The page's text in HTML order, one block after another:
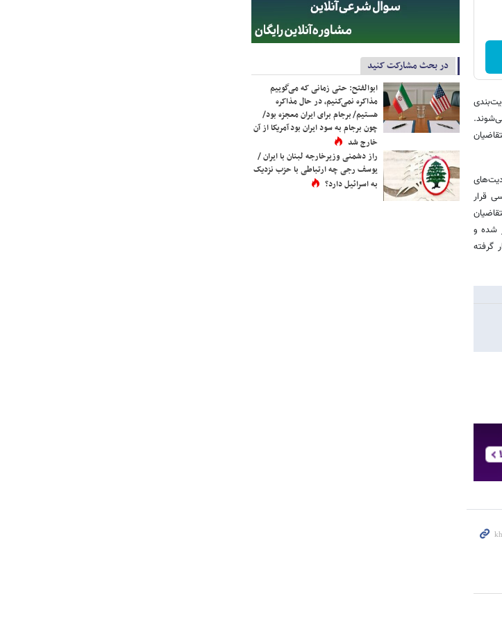
محدودیت‌های
قرار
تمتع ۱۴۰۶ از هم‌اکنون آغاز شده و
گرفته
در بحث مشارکت کنید
ابوالفتح: حتی زمانی که می‌گوییم
مذاکره نمی‌کنیم، در حال مذاکره
هستیم/ برجام برای ایران معجزه بود/
چون برجام به سود ایران بود آمریکا از آن
خارج شد
راز دشمنی وزیرخارجه لبنان با ایران /
یوسف رجی چه ارتباطی با حزب نزدیک
به اسرائیل دارد؟